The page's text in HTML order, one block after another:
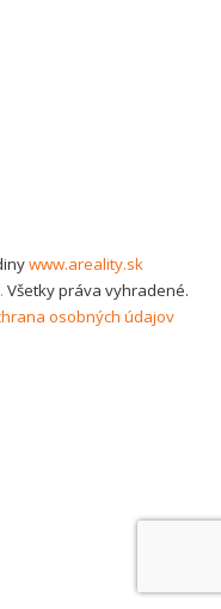
www.areality.sk
Všetky práva vyhradené.
osobných údajov